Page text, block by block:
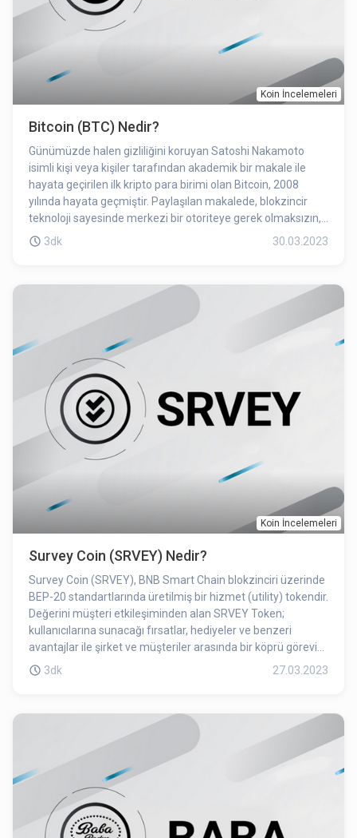
Koin İncelemeleri
Bitcoin (BTC) Nedir?
Günümüzde halen gizliliğini koruyan Satoshi Nakamoto
isimli kişi veya kişiler tarafından akademik bir makale ile
hayata geçirilen ilk kripto para birimi olan Bitcoin, 2008
yılında hayata geçmiştir. Paylaşılan makalede, blokzincir
teknoloji sayesinde merkezi bir otoriteye gerek olmaksızın,
insanların kendi aralarında finansal etkileşimde
finans kuruluşlarına ihtiyaç duymadan işlem yapılabilmesi
Bitcoini popüler hale getiren diğer faktörlerden biri. Bitcoin
kripto para biriminin sembolu BTC’dir.
3dk 30.03.2023
Koin İncelemeleri
Survey Coin (SRVEY) Nedir?
Survey Coin (SRVEY), BNB Smart Chain blokzinciri üzerinde
BEP-20 standartlarında üretilmiş bir hizmet (utility) tokendir.
Değerini müşteri etkileşiminden alan SRVEY Token;
kullanıcılarına sunacağı fırsatlar, hediyeler ve benzeri
avantajlar ile şirket ve müşteriler arasında bir köprü görevi
görecektir. SRVEY Token sahiplerine sunulan hizmetlerin
Token nitelik olarak bir sadakat puanı olarak çalışmakla
birlikte aynı zamanda kripto varlık alım-satım
platformlarında işlem görebilmektedir.
3dk 27.03.2023